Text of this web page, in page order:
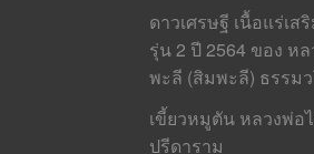
ดาวเศรษฐี เนื้อแร่เส
รุ่น 2 ปี 2564 ของ ห
พะลี (สิมพะลี) ธรรม
เขี้ยวหมูตัน หลวงพ่อ
ปรีดาราม